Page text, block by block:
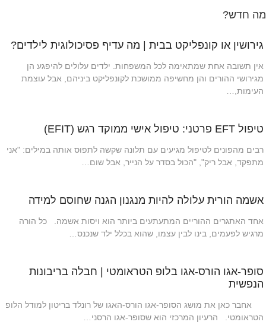
מה חדש?
גירושין או קונפליקט בבית | מה עדיף פסיכולוגית לילדים?
אין תשובה אחת שמתאימה לכל המשפחות. ילדים עלולים להיפגע הן
מגירושי ההורים והן מחשיפה ממושכת לקונפליקט ביניהם, אבל עוצמת
העימות,…
טיפול EFT פרטני: טיפול אישי ממוקד רגש (EFIT)
רבים מהפונים לטיפול מגיעים עם תלונה שקשה לתפוס אותה במילים: "אני
מתפקד, אבל ריק", "הכול בסדר על הנייר, אבל שום…
אשמה הורית עלולה להיות מנגנון הגנה שחוסם למידה
אחד האתגרים ההוריים המתעתעים ביותר הוא ויסות אשמה. כל הורה
מרגיש לפעמים, בינו לבין עצמו, שהוא בכלל ילד שנכנס…
סופר-אגו הורס-אגו בלופ הטראומטי | חבלה בריבונות
הנפשית
אחבר כאן את מושג הסופר-אגו הורס-האגו של רונלד בריטון למודל הלופ
הטראומטי. הרעיון המרכזי הוא שסופר-אגו הרסני…